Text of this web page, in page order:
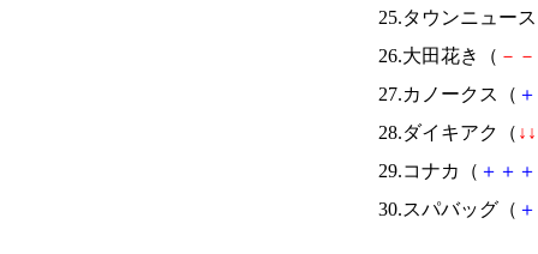
25.タウンニュー
26.大田花き（ － －
27.カノークス（ ＋
28.ダイキアク（ ↓ ↓
29.コナカ（ ＋ ＋ ＋
30.スパバッグ（ ＋